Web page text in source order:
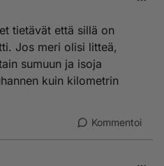
tietävät että sillä on
Jos meri olisi litteä,
sumuun ja isoja
kuin kilometrin
Kommentoi